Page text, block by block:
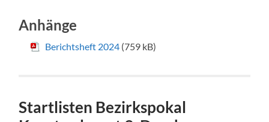
Anhänge
Berichtsheft 2024 (759 kB)
Startlisten Bezirkspokal